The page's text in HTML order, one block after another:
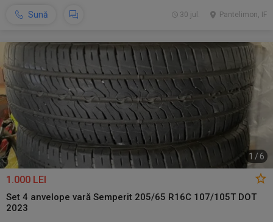
Sună Pantelimon, IF
30 jul.
1 / 6
1.000 LEI
Set 4 anvelope vară Semperit 205/65 R16C 107/105T DOT
2023